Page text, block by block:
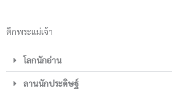
ตึกพระแม่เจ้า
โลกนักอ่าน
ลานนักประดิษฐ์